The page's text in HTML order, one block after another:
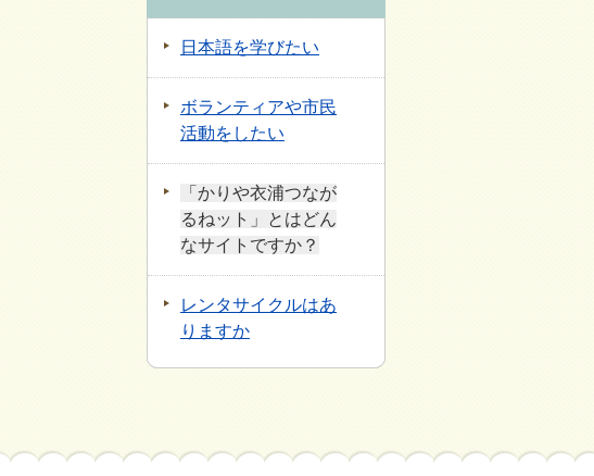
日本語を学びたい
ボランティアや市民
活動をしたい
「かりや衣浦つなが
るねット」とはどん
なサイトですか？
レンタサイクルはあ
りますか